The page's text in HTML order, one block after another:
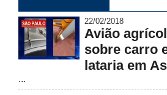
22/02/2018
Avião
sobre carro
lataria em
...